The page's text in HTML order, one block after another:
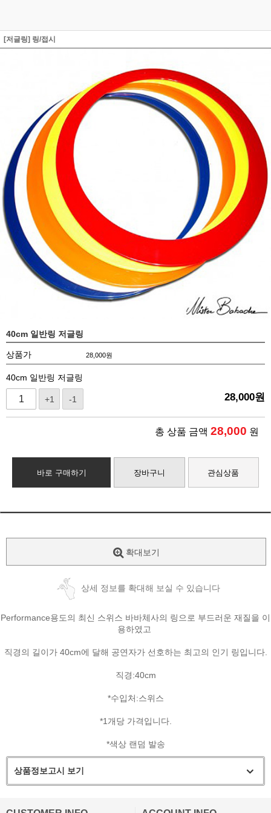
[저글링] 링/접시
40cm 일반링 저글링
상품가 28,000원
40cm 일반링 저글링
+1 -1 28,000원
총 상품 금액 28,000 원
바로 구매하기 장바구니 관심상품
확대보기
상세 정보를 확대해 보실 수 있습니다
Performance용도의 최신 스위스 바바체사의 링으로 부드러운 재질을 이
용하였고
직경의 길이가 40cm에 달해 공연자가 선호하는 최고의 인기 링입니다.
직경:40cm
*수입처:스위스
*1개당 가격입니다.
*색상 랜덤 발송
상품정보고시 보기